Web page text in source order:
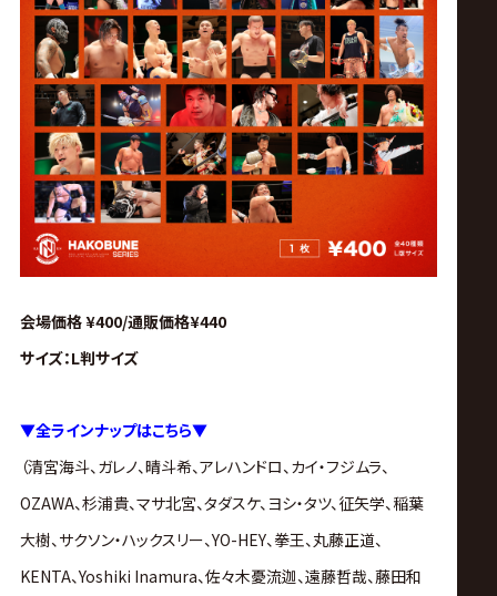
会場価格 ¥400/通販価格¥440
サイズ：L判サイズ
▼全ラインナップはこちら▼
（清宮海斗、ガレノ、晴斗希、アレハンドロ、カイ・フジムラ、
OZAWA、杉浦貴、マサ北宮、タダスケ、 ヨシ・タツ、征矢学、稲葉
大樹、サクソン・ハックスリー、YO-HEY、拳王、丸藤正道、
KENTA、Yoshiki Inamura、佐々木憂流迦、遠藤哲哉、藤田和